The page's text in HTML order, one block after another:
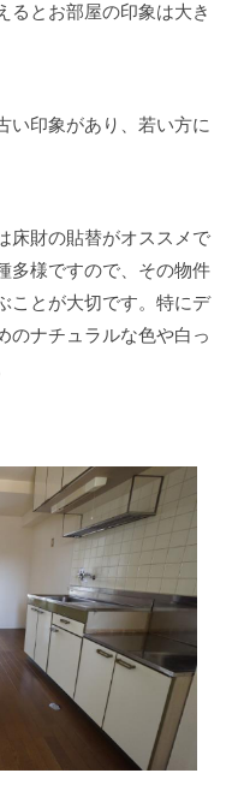
るとお部屋の印象は大き
い印象があり、若い方に
床財の貼替がオススメで
多様ですので、その物件
ことが大切です。特にデ
のナチュラルな色や白っ